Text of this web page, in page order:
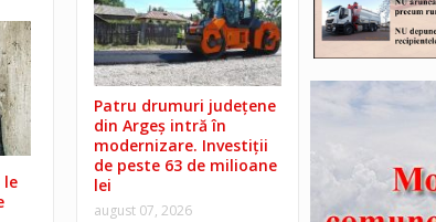
le
Patru drumuri județene
din Argeș intră în
modernizare. Investiții
de peste 63 de milioane
lei
august 07, 2026